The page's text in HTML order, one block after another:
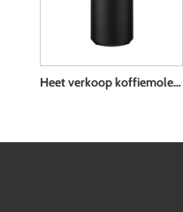
Heet verkoop koffiemolenmachine